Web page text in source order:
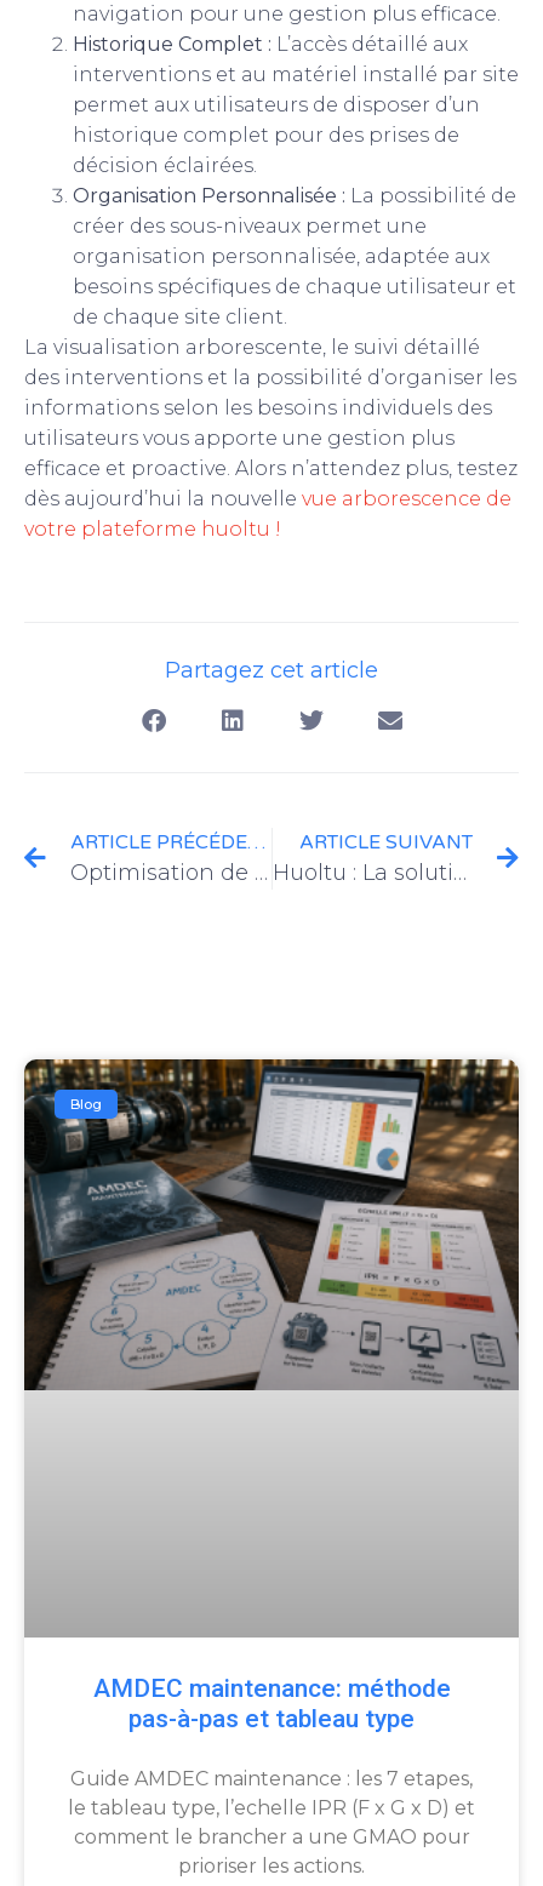
navigation pour une gestion plus efficace.
Historique Complet : L’accès détaillé aux
interventions et au matériel installé par site
permet aux utilisateurs de disposer d’un
historique complet pour des prises de
décision éclairées.
Organisation Personnalisée : La possibilité de
créer des sous-niveaux permet une
organisation personnalisée, adaptée aux
besoins spécifiques de chaque utilisateur et
de chaque site client.
La visualisation arborescente, le suivi détaillé
des interventions et la possibilité d’organiser les
informations selon les besoins individuels des
utilisateurs vous apporte une gestion plus
efficace et proactive. Alors n’attendez plus, testez
dès aujourd’hui la nouvelle vue arborescence de
votre plateforme huoltu !
Partagez cet article
ARTICLE PRÉCÉDENT
Optimisation de la gestion des infrastructures de recharge pour véhicules électriques : Le rôle crucial de la GMAO
ARTICLE SUIVANT
Huoltu : La solution parfaite pour la gestion des entreprises de nettoyage
Blog
AMDEC maintenance: méthode
pas-à-pas et tableau type
Guide AMDEC maintenance : les 7 etapes,
le tableau type, l’echelle IPR (F x G x D) et
comment le brancher a une GMAO pour
prioriser les actions.